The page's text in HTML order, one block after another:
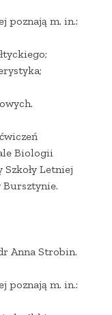
poznają m. in.:
Biologii
Letniej
Anna Strobin.
poznają m. in.: